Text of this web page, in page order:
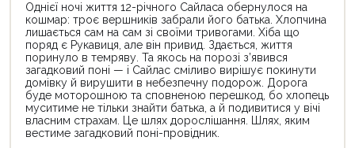
Однієї ночі життя 12-річного Сайласа обернулося на
кошмар: троє вершників забрали його батька. Хлопчина
лишається сам на сам зі своїми тривогами. Хіба що
поряд є Рукавиця, але він привид. Здається, життя
поринуло в темряву. Та якось на порозі з’явився
загадковий поні — і Сайлас сміливо вирішує покинути
домівку й вирушити в небезпечну подорож. Дорога
буде моторошною та сповненою перешкод, бо хлопець
муситиме не тільки знайти батька, а й подивитися у вічі
власним страхам. Це шлях дорослішання. Шлях, яким
вестиме загадковий поні-провідник.